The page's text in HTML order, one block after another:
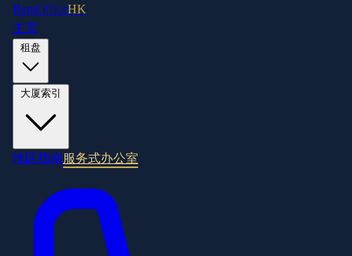
RentOfficeHK
主页
地区指南服务式办公室